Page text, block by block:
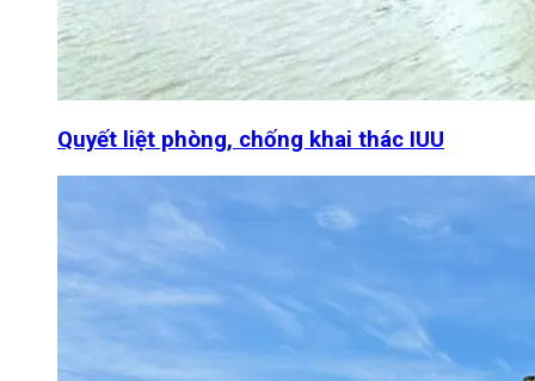
Quyết liệt phòng, chống khai thác IUU